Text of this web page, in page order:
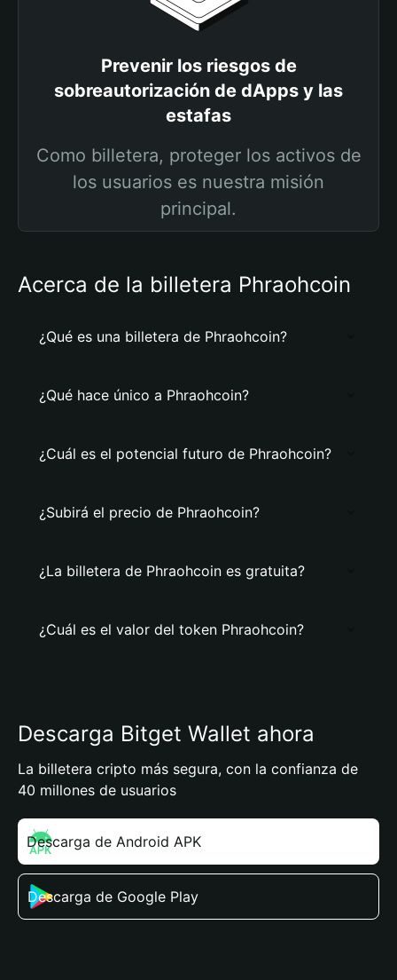
Prevenir los riesgos de
sobreautorización de dApps y las
estafas
Como billetera, proteger los activos de
los usuarios es nuestra misión
principal.
Acerca de la billetera Phraohcoin
¿Qué es una billetera de Phraohcoin?
¿Qué hace único a Phraohcoin?
¿Cuál es el potencial futuro de Phraohcoin?
¿Subirá el precio de Phraohcoin?
¿La billetera de Phraohcoin es gratuita?
¿Cuál es el valor del token Phraohcoin?
Descarga Bitget Wallet ahora
La billetera cripto más segura, con la confianza de
40 millones de usuarios
Descarga de Android APK
Descarga de Google Play